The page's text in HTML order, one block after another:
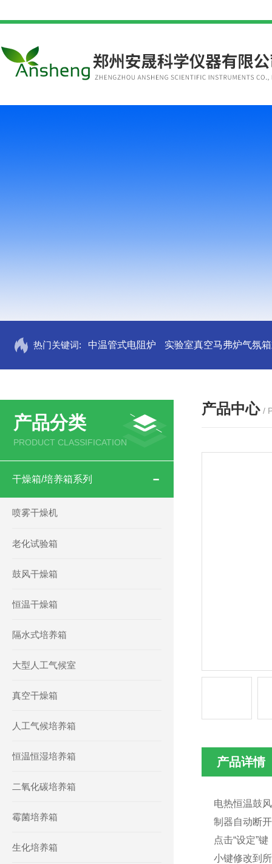
热门关键词: 中温管式电阻炉 实验室真空马弗炉气氛
产品分类
PRODUCT CLASSIFICATION
干燥箱/培养箱系列
喷雾干燥机
老化试验箱
鼓风干燥箱
恒温干燥箱
隔水式培养箱
大型人工气候室
真空干燥箱
人工气候培养箱
恒温恒湿培养箱
二氧化碳培养箱
霉菌培养箱
生化培养箱
产品中心 /
产品详情
电热恒温鼓
制器自动断
点击“设定”
小键修改到